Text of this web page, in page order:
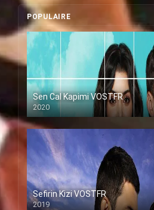
POPULAIRE
Sen Cal Kapimi VOSTFR
2020
Sefirin Kizi VOSTFR
2019